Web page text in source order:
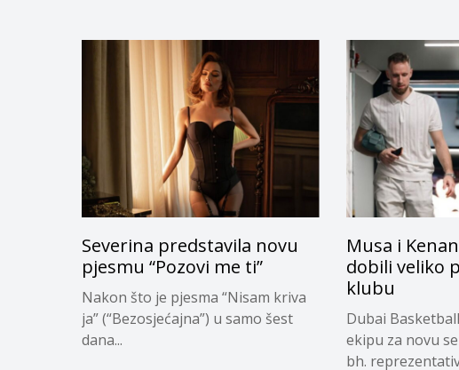
Severina predstavila novu
pjesmu “Pozovi me ti”
Nakon što je pjesma “Nisam kriva
ja” (“Bezosjećajna”) u samo šest
dana...
Musa i
dobili veliko
klubu
Dubai
ekipu za novu
bh.